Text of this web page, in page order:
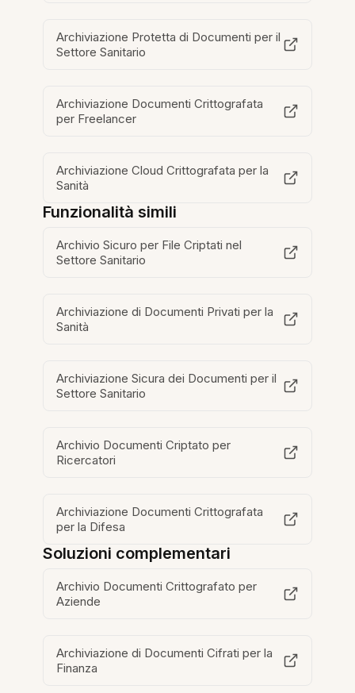
Archiviazione Protetta di Documenti per il
Settore Sanitario
Archiviazione Documenti Crittografata
per Freelancer
Archiviazione Cloud Crittografata per la
Sanità
Funzionalità simili
Archivio Sicuro per File Criptati nel
Settore Sanitario
Archiviazione di Documenti Privati per la
Sanità
Archiviazione Sicura dei Documenti per il
Settore Sanitario
Archivio Documenti Criptato per
Ricercatori
Archiviazione Documenti Crittografata
per la Difesa
Soluzioni complementari
Archivio Documenti Crittografato per
Aziende
Archiviazione di Documenti Cifrati per la
Finanza